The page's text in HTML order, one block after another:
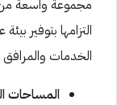
التزامها بتوفير
الخدمات والمرافق
المساحات